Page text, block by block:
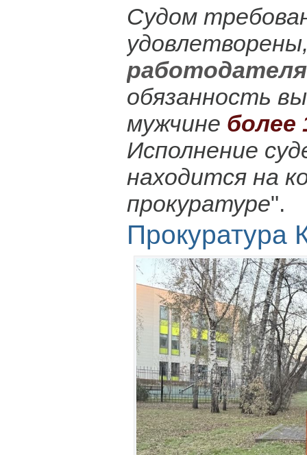
Судом
обязанность
мужчине более
Исполнение
находится на
прокуратуре".
Прокуратура